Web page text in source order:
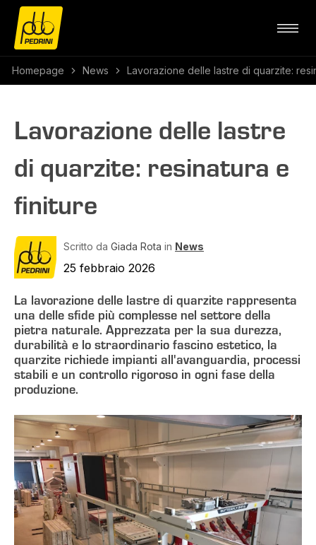
Homepage News Lavorazione delle lastre di quarzite:
Lavorazione delle lastre
di quarzite: resinatura e
finiture
Scritto da Giada Rota in News
25 febbraio 2026
La lavorazione delle lastre di quarzite rappresenta
una delle sfide più complesse nel settore della
pietra naturale. Apprezzata per la sua durezza,
durabilità e lo straordinario fascino estetico, la
quarzite richiede impianti all'avanguardia, processi
stabili e un controllo rigoroso in ogni fase della
produzione.